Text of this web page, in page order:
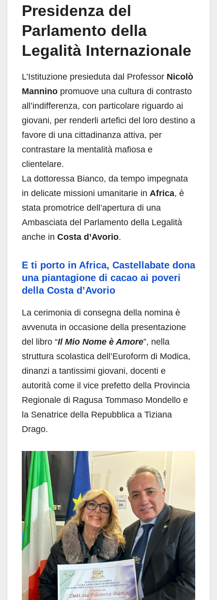
Presidenza del
Parlamento della
Legalità Internazionale
L’Istituzione presieduta dal Professor Nicolò
Mannino promuove una cultura di contrasto
all’indifferenza, con particolare riguardo ai
giovani, per renderli artefici del loro destino a
favore di una cittadinanza attiva, per
contrastare la mentalità mafiosa e
clientelare.
La dottoressa Bianco, da tempo impegnata
in delicate missioni umanitarie in Africa, è
stata promotrice dell’apertura di una
Ambasciata del Parlamento della Legalità
anche in Costa d’Avorio.
E ti porto in Africa, Castellabate dona
una piantagione di cacao ai poveri
della Costa d’Avorio
La cerimonia di consegna della nomina è
avvenuta in occasione della presentazione
del libro “Il Mio Nome è Amore”, nella
struttura scolastica dell’Euroform di Modica,
dinanzi a tantissimi giovani, docenti e
autorità come il vice prefetto della Provincia
Regionale di Ragusa Tommaso Mondello e
la Senatrice della Repubblica a Tiziana
Drago.